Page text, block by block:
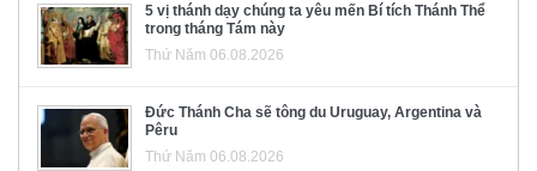
5 vị thánh dạy chúng ta yêu mến Bí tích Thánh Thể
trong tháng Tám này
Thứ Năm 06.08.2026
Đức Thánh Cha sẽ tông du Uruguay, Argentina và
Pêru
Thứ Năm 06.08.2026